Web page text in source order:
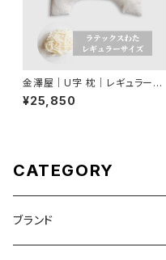
金澤屋｜U字 枕｜レギュラーサ
イズ／本体 ラテックスわた
¥25,850
CATEGORY
ブランド